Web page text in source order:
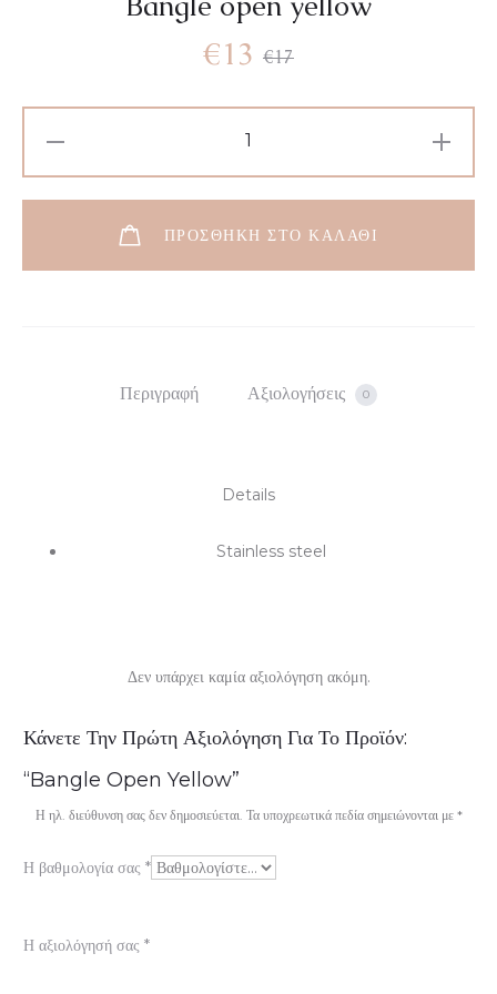
€17
€13
ΠΡΟΣΘΉΚΗ ΣΤΟ ΚΑΛΆΘΙ
Περιγραφή Αξιολογήσεις 0
Details
Stainless steel
Α
ξ
ο
ο
Δεν υπάρχει καμία αξιολόγηση ακόμη.
Κάνετε Την Πρώτη Αξιολόγηση Για Το Προϊόν:
“Bangle Open Yellow”
Η ηλ. διεύθυνση σας δεν δημοσιεύεται. Τα υποχρεωτικά πεδία σημειώνονται με *
Η βαθμολογία σας *
Η αξιολόγησή σας *